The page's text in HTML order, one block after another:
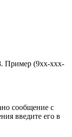
Пример (9хх-ххх-
сообщение с
введите его в